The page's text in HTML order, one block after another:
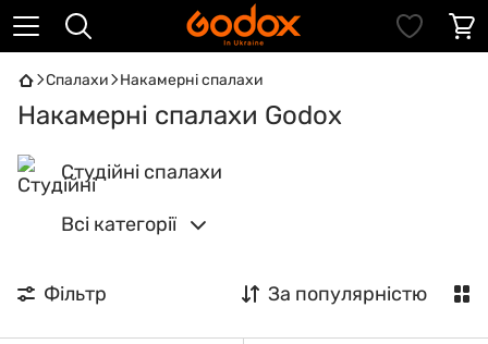
Спалахи Накамерні спалахи
Накамерні спалахи Godox
Студійні спалахи
Всі категорії
Фільтр За популярністю